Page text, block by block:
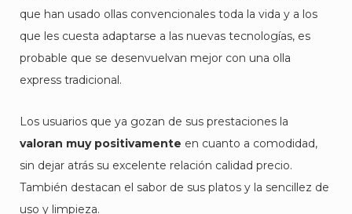
que han usado ollas convencionales toda la vida y a los
que les cuesta adaptarse a las nuevas tecnologías, es
probable que se desenvuelvan mejor con una olla
express tradicional.
Los usuarios que ya gozan de sus prestaciones la
valoran muy positivamente en cuanto a comodidad,
sin dejar atrás su excelente relación calidad precio.
También destacan el sabor de sus platos y la sencillez de
uso y limpieza.